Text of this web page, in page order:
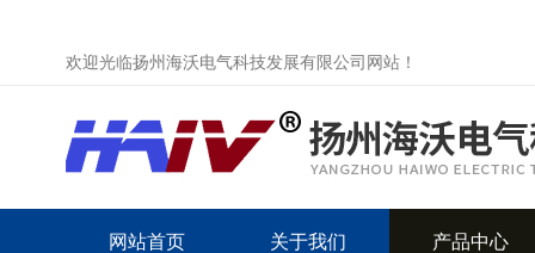
欢迎光临扬州海沃电气科技发展有限公司网站！
网站首页 关于我们 产品中心